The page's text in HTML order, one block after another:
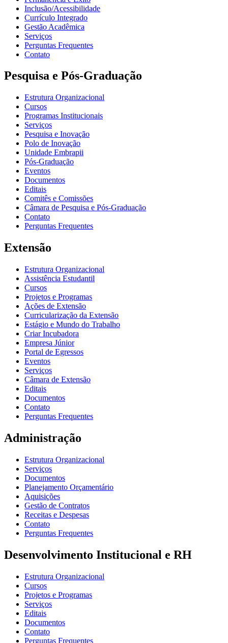
Inclusão/Acessibilidade
Currículo Integrado
Gestão Acadêmica
Serviços
Perguntas Frequentes
Contato
Pesquisa e Pós-Graduação
Estrutura Organizacional
Cursos
Programas Institucionais
Serviços
Pesquisa e Inovação
Polo de Inovação
Unidade Embrapii
Pós-Graduação
Eventos
Documentos
Editais
Comitês e Comissões
Câmara de Pesquisa e Pós-Graduação
Contato
Perguntas Frequentes
Extensão
Estrutura Organizacional
Assistência Estudantil
Cursos
Projetos e Programas
Ações de Extensão
Curricularização da Extensão
Estágio e Mundo do Trabalho
Criar Incubadora
Empresa Júnior
Portal de Egressos
Eventos
Serviços
Câmara de Extensão
Editais
Documentos
Contato
Perguntas Frequentes
Administração
Estrutura Organizacional
Serviços
Documentos
Planejamento Orçamentário
Aquisições
Gestão de Contratos
Receitas e Despesas
Contato
Perguntas Frequentes
Desenvolvimento Institucional e RH
Estrutura Organizacional
Cursos
Projetos e Programas
Serviços
Editais
Documentos
Contato
Perguntas Frequentes